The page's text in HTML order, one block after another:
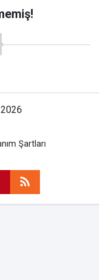
Şartları